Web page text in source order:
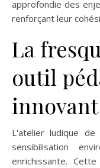
approfondie des
renforçant leur
La
outil
innovant
L'atelier ludique
sensibilisation
enrichissante.